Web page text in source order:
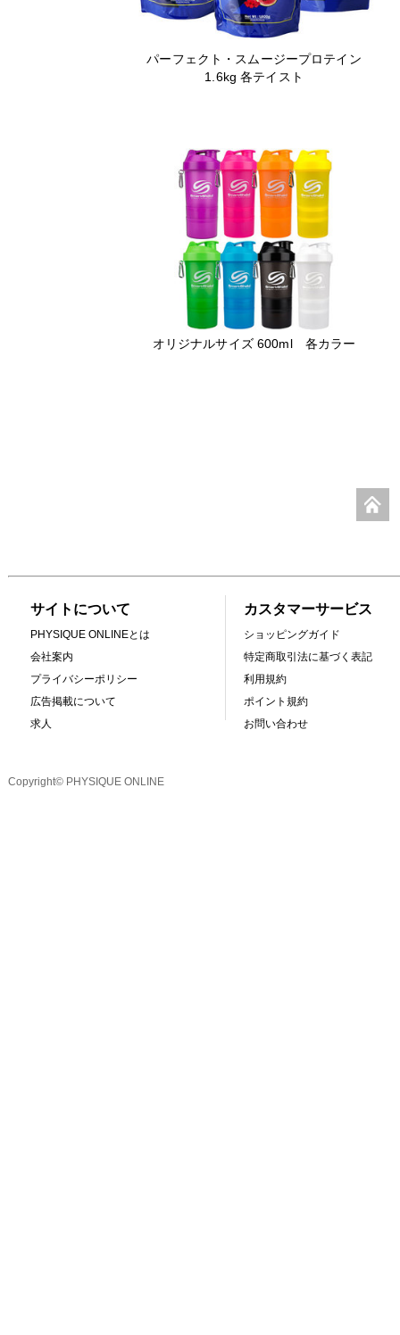
パーフェクト・スムージープロテイン
1.6kg 各テイスト
オリジナルサイズ 600ml 各カラー
サイトについて
PHYSIQUE ONLINEとは
会社案内
プライバシーポリシー
広告掲載について
求人
カスタマーサービス
ショッピングガイド
特定商取引法に基づく表記
利用規約
ポイント規約
お問い合わせ
Copyright© PHYSIQUE ONLINE